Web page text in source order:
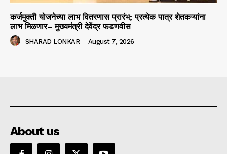
कर्जमुक्ती योजनेच्या लाभ वितरणास प्रारंभ; प्रत्येक पात्र शेतकऱ्यांना
लाभ मिळणार– मुख्यमंत्री देवेंद्र फडणवीस
SHARAD LONKAR - August 7, 2026
About us